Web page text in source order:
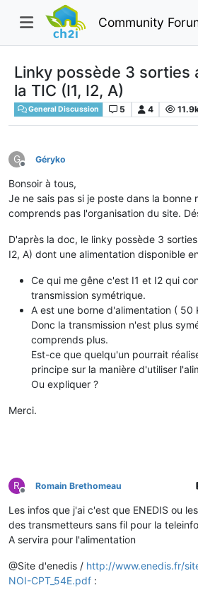
Community
Linky possède 3 sorties
la TIC (I1, I2, A)
General Discussion 5 4
G
Offline
Géryko
Bonsoir à tous,
Je ne sais pas si je poste dans la bonne
comprends pas l'organisation du site.
D'après la doc, le linky possède 3
I2, A) dont une alimentation disponible
Ce qui me gêne c'est I1 et I2 qui
transmission symétrique.
A est une borne d'alimentation ( 50
Donc la transmission n'est plus
comprends plus.
Est-ce que quelqu'un pourrait
principe sur la manière d'utiliser
Ou expliquer ?
Merci.
R
Offline
Romain Brethomeau
Les infos que j'ai c'est que ENEDIS ou
des transmetteurs sans fil pour la
A servira pour l'alimentation
@Site d'enedis / http://www.enedis.fr/
NOI-CPT_54E.pdf :